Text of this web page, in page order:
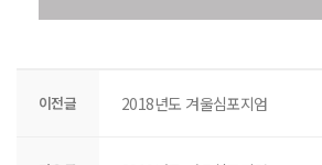
이전글 2018년도 겨울심포지엄